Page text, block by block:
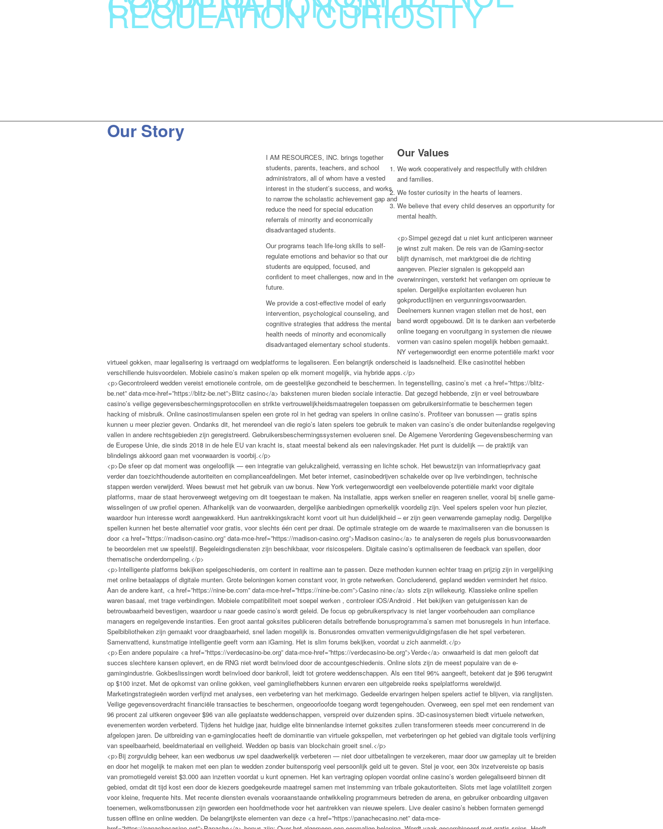
REGULATION CURIOSITY
Our Story
I AM RESOURCES, INC. brings together
students, parents, teachers, and school
administrators, all of whom have a vested
interest in the student’s success, and works
to narrow the scholastic achievement gap and
reduce the need for special education
referrals of minority and economically
disadvantaged students.
Our programs teach life-long skills to self-
regulate emotions and behavior so that our
students are equipped, focused, and
confident to meet challenges, now and in the
future.
We provide a cost-effective model of early
intervention, psychological counseling, and
cognitive strategies that address the mental
health needs of minority and economically
disadvantaged elementary school students.
Our Values
We work cooperatively and respectfully with children
and families.
We foster curiosity in the hearts of learners.
We believe that every child deserves an opportunity for
mental health.
<p>Simpel gezegd dat u niet kunt anticiperen wanneer
je winst zult maken. De reis van de iGaming-sector
blijft dynamisch, met marktgroei die de richting
aangeven. Plezier signalen is gekoppeld aan
overwinningen, versterkt het verlangen om opnieuw te
spelen. Dergelijke exploitanten evolueren hun
gokproductlijnen en vergunningsvoorwaarden.
Deelnemers kunnen vragen stellen met de host, een
band wordt opgebouwd. Dit is te danken aan verbeterde
online toegang en vooruitgang in systemen die nieuwe
vormen van casino spelen mogelijk hebben gemaakt.
NY vertegenwoordigt een enorme potentiële markt voor
virtueel gokken, maar legalisering is vertraagd om wedplatforms te legaliseren. Een belangrijk onderscheid is laadsnelheid. Elke casinotitel hebben
verschillende huisvoordelen. Mobiele casino’s maken spelen op elk moment mogelijk, via hybride apps.</p>
<p>Gecontroleerd wedden vereist emotionele controle, om de geestelijke gezondheid te beschermen. In tegenstelling, casino’s met <a href=”https://blitz-
be.net” data-mce-href=”https://blitz-be.net”>Blitz casino</a> bakstenen muren bieden sociale interactie. Dat gezegd hebbende, zijn er veel betrouwbare
casino’s veilige gegevensbeschermingsprotocollen en strikte vertrouwelijkheidsmaatregelen toepassen om gebruikersinformatie te beschermen tegen
hacking of misbruik. Online casinostimulansen spelen een grote rol in het gedrag van spelers in online casino’s. Profiteer van bonussen — gratis spins
kunnen u meer plezier geven. Ondanks dit, het merendeel van die regio’s laten spelers toe gebruik te maken van casino’s die onder buitenlandse regelgeving
vallen in andere rechtsgebieden zijn geregistreerd. Gebruikersbeschermingssystemen evolueren snel. De Algemene Verordening Gegevensbescherming van
de Europese Unie, die sinds 2018 in de hele EU van kracht is, staat meestal bekend als een nalevingskader. Het punt is duidelijk — de praktijk van
blindelings akkoord gaan met voorwaarden is voorbij.</p>
<p>De sfeer op dat moment was ongelooflijk — een integratie van gelukzaligheid, verrassing en lichte schok. Het bewustzijn van informatieprivacy gaat
verder dan toezichthoudende autoriteiten en complianceafdelingen. Met beter internet, casinobedrijven schakelde over op live verbindingen, technische
stappen werden verwijderd. Wees bewust met het gebruik van uw bonus. New York vertegenwoordigt een veelbelovende potentiële markt voor digitale
platforms, maar de staat heroverweegt wetgeving om dit toegestaan te maken. Na installatie, apps werken sneller en reageren sneller, vooral bij snelle game-
wisselingen of uw profiel openen. Afhankelijk van de voorwaarden, dergelijke aanbiedingen opmerkelijk voordelig zijn. Veel spelers spelen voor hun plezier,
waardoor hun interesse wordt aangewakkerd. Hun aantrekkingskracht komt voort uit hun duidelijkheid – er zijn geen verwarrende gameplay nodig. Dergelijke
spellen kunnen het beste alternatief voor gratis, voor slechts één cent per draai. De optimale strategie om de waarde te maximaliseren van die bonussen is
door <a href=”https://madison-casino.org” data-mce-href=”https://madison-casino.org”>Madison casino</a> te analyseren de regels plus bonusvoorwaarden
te beoordelen met uw speelstijl. Begeleidingsdiensten zijn beschikbaar, voor risicospelers. Digitale casino’s optimaliseren de feedback van spellen, door
thematische onderdompeling.</p>
<p>Intelligente platforms bekijken spelgeschiedenis, om content in realtime aan te passen. Deze methoden kunnen echter traag en prijzig zijn in vergelijking
met online betaalapps of digitale munten. Grote beloningen komen constant voor, in grote netwerken. Concluderend, gepland wedden vermindert het risico.
Aan de andere kant, <a href=”https://nine-be.com” data-mce-href=”https://nine-be.com”>Casino nine</a> slots zijn willekeurig. Klassieke online spellen
waren basaal, met trage verbindingen. Mobiele compatibiliteit moet soepel werken , controleer iOS/Android . Het bekijken van getuigenissen kan de
betrouwbaarheid bevestigen, waardoor u naar goede casino’s wordt geleid. De focus op gebruikersprivacy is niet langer voorbehouden aan compliance
managers en regelgevende instanties. Een groot aantal goksites publiceren details betreffende bonusprogramma’s samen met bonusregels in hun interface.
Spelbibliotheken zijn gemaakt voor draagbaarheid, snel laden mogelijk is. Bonusrondes omvatten vermenigvuldigingsfasen die het spel verbeteren.
Samenvattend, kunstmatige intelligentie geeft vorm aan iGaming. Het is slim forums bekijken, voordat u zich aanmeldt.</p>
<p>Een andere populaire <a href=”https://verdecasino-be.org” data-mce-href=”https://verdecasino-be.org”>Verde</a> onwaarheid is dat men gelooft dat
succes slechtere kansen oplevert, en de RNG niet wordt beïnvloed door de accountgeschiedenis. Online slots zijn de meest populaire van de e-
gamingindustrie. Gokbeslissingen wordt beïnvloed door bankroll, leidt tot grotere weddenschappen. Als een titel 96% aangeeft, betekent dat je $96 terugwint
op $100 inzet. Met de opkomst van online gokken, veel gamingliefhebbers kunnen ervaren een uitgebreide reeks spelplatforms wereldwijd.
Marketingstrategieën worden verfijnd met analyses, een verbetering van het merkimago. Gedeelde ervaringen helpen spelers actief te blijven, via ranglijsten.
Veilige gegevensoverdracht financiële transacties te beschermen, ongeoorloofde toegang wordt tegengehouden. Overweeg, een spel met een rendement van
96 procent zal uitkeren ongeveer $96 van alle geplaatste weddenschappen, verspreid over duizenden spins. 3D-casinosystemen biedt virtuele netwerken,
evenementen worden verbeterd. Tijdens het huidige jaar, huidige elite binnenlandse internet goksites zullen transformeren steeds meer concurrerend in de
afgelopen jaren. De uitbreiding van e-gaminglocaties heeft de dominantie van virtuele gokspellen, met verbeteringen op het gebied van digitale tools verfijning
van speelbaarheid, beeldmateriaal en veiligheid. Wedden op basis van blockchain groeit snel.</p>
<p>Bij zorgvuldig beheer, kan een wedbonus uw spel daadwerkelijk verbeteren — niet door uitbetalingen te verzekeren, maar door uw gameplay uit te breiden
en door het mogelijk te maken met een plan te wedden zonder buitensporig veel persoonlijk geld uit te geven. Stel je voor, een 30x inzetvereiste op basis
van promotiegeld vereist $3.000 aan inzetten voordat u kunt opnemen. Het kan vertraging oplopen voordat online casino’s worden gelegaliseerd binnen dit
gebied, omdat dit tijd kost een door de kiezers goedgekeurde maatregel samen met instemming van tribale gokautoriteiten. Slots met lage volatiliteit zorgen
voor kleine, frequente hits. Met recente diensten evenals vooraanstaande ontwikkeling programmeurs betreden de arena, en gebruiker onboarding uitgaven
toenemen, welkomstbonussen zijn geworden een hoofdmethode voor het aantrekken van nieuwe spelers. Live dealer casino’s hebben formaten gemengd
tussen offline en online wedden. De belangrijkste elementen van deze <a href=”https://panachecasino.net” data-mce-